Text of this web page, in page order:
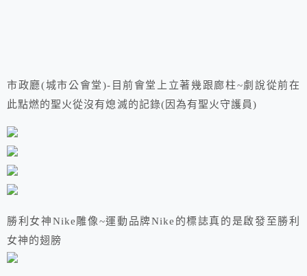
市政廳(城市公會堂)-目前會堂上立著幾跟廊柱~劇說從前在
此點燃的聖火從沒有熄滅的記錄(因為有聖火守護員)
勝利女神Nike雕像~運動品牌Nike的標誌真的是啟發至勝利
女神的翅膀